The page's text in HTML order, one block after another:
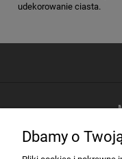
udekorowanie ciasta.
Dbamy o